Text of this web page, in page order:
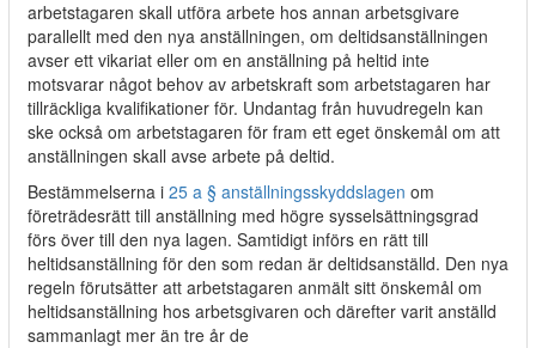
arbetstagaren skall utföra arbete hos annan arbetsgivare
parallellt med den nya anställningen, om deltidsanställningen
avser ett vikariat eller om en anställning på heltid inte
motsvarar något behov av arbetskraft som arbetstagaren har
tillräckliga kvalifikationer för. Undantag från huvudregeln kan
ske också om arbetstagaren för fram ett eget önskemål om att
anställningen skall avse arbete på deltid.
Bestämmelserna i 25 a § anställningsskyddslagen om
företrädesrätt till anställning med högre sysselsättningsgrad
förs över till den nya lagen. Samtidigt införs en rätt till
heltidsanställning för den som redan är deltidsanställd. Den nya
regeln förutsätter att arbetstagaren anmält sitt önskemål om
heltidsanställning hos arbetsgivaren och därefter varit anställd
sammanlagt mer än tre år de